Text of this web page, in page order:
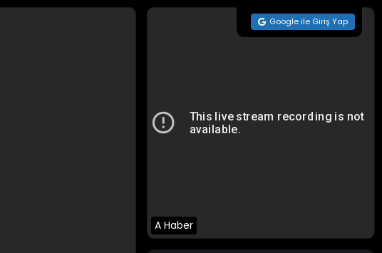
Google ile Giriş Yap
A Haber